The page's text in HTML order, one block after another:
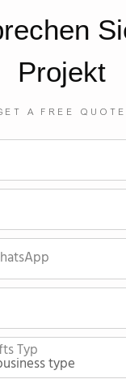
Projekt
A FREE QUOTE
Typ